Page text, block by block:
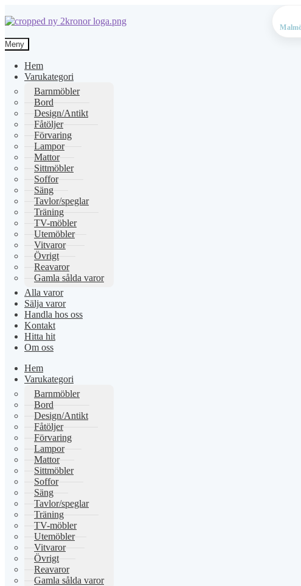
Hoppa
till
navigering
Hoppa
till
innehåll
Meny
Hem
Varukategori
Barnmöbler
Bord
Design/Antikt
Fåtöljer
Förvaring
Lampor
Mattor
Sittmöbler
Soffor
Säng
Tavlor/speglar
Träning
TV-möbler
Utemöbler
Vitvaror
Övrigt
Reavaror
Gamla sålda varor
Alla varor
Sälja varor
Handla hos oss
Kontakt
Hitta hit
Om oss
Hem
Varukategori
Barnmöbler
Bord
Design/Antikt
Fåtöljer
Förvaring
Lampor
Mattor
Sittmöbler
Soffor
Säng
Tavlor/speglar
Träning
TV-möbler
Utemöbler
Vitvaror
Övrigt
Reavaror
Gamla sålda varor